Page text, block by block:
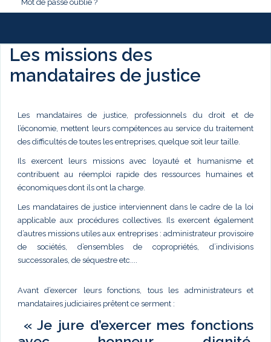
Mot de passe oublié ?
Les missions des
mandataires de justice
Les mandataires de justice, professionnels du droit et de
l’économie, mettent leurs compétences au service du traitement
des difficultés de toutes les entreprises, quelque soit leur taille.
Ils exercent leurs missions avec loyauté et humanisme et
contribuent au réemploi rapide des ressources humaines et
économiques dont ils ont la charge.
Les mandataires de justice interviennent dans le cadre de la loi
applicable aux procédures collectives. Ils exercent également
d’autres missions utiles aux entreprises : administrateur provisoire
de sociétés, d’ensembles de copropriétés, d’indivisions
successorales, de séquestre etc....
Avant d’exercer leurs fonctions, tous les administrateurs et
mandataires judiciaires prêtent ce serment :
« Je jure d’exercer mes fonctions